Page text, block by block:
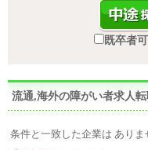
既卒者
流通,海外の障がい者求人
条件と一致した企業は ありま